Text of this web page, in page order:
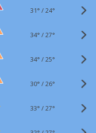
31° /24°
34° /27°
34° /25°
30° /26°
33° /27°